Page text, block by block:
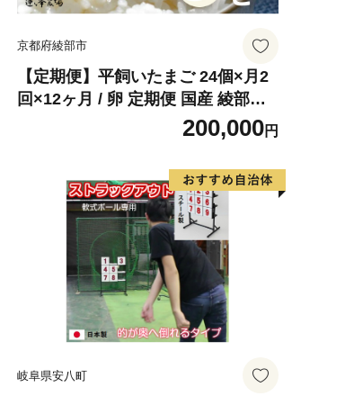
京都府綾部市
【定期便】平飼いたまご 24個×月2
回×12ヶ月 / 卵 定期便 国産 綾部市 /
株式会社For youふぁーむ［BSCA0
200,000円
岐阜県安八町